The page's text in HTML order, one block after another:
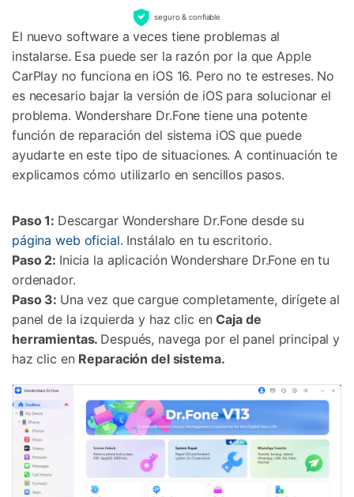
seguro & confiable
El nuevo software a veces tiene problemas al
instalarse. Esa puede ser la razón por la que Apple
CarPlay no funciona en iOS 16. Pero no te estreses. No
es necesario bajar la versión de iOS para solucionar el
problema. Wondershare Dr.Fone tiene una potente
función de reparación del sistema iOS que puede
ayudarte en este tipo de situaciones. A continuación te
explicamos cómo utilizarlo en sencillos pasos.
Paso 1: Descargar Wondershare Dr.Fone desde su
página web oficial. Instálalo en tu escritorio.
Paso 2: Inicia la aplicación Wondershare Dr.Fone en tu
ordenador.
Paso 3: Una vez que cargue completamente, dirígete al
panel de la izquierda y haz clic enCaja de
herramientas. Después, navega por el panel principal y
haz clic en Reparación del sistema.